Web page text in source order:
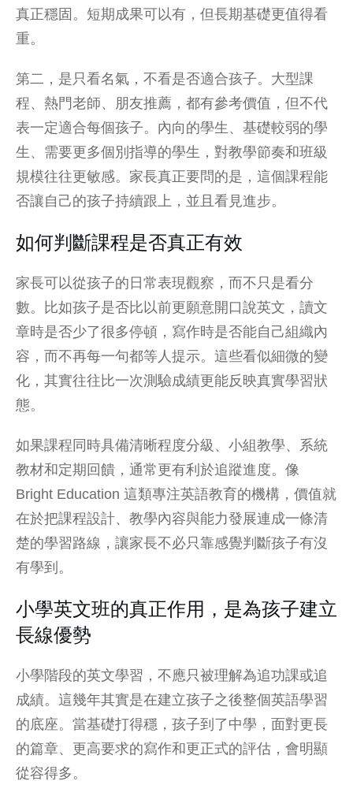
真正穩固。短期成果可以有，但長期基礎更值得看
重。
第二，是只看名氣，不看是否適合孩子。大型課
程、熱門老師、朋友推薦，都有參考價值，但不代
表一定適合每個孩子。內向的學生、基礎較弱的學
生、需要更多個別指導的學生，對教學節奏和班級
規模往往更敏感。家長真正要問的是，這個課程能
否讓自己的孩子持續跟上，並且看見進步。
如何判斷課程是否真正有效
家長可以從孩子的日常表現觀察，而不只是看分
數。比如孩子是否比以前更願意開口說英文，讀文
章時是否少了很多停頓，寫作時是否能自己組織內
容，而不再每一句都等人提示。這些看似細微的變
化，其實往往比一次測驗成績更能反映真實學習狀
態。
如果課程同時具備清晰程度分級、小組教學、系統
教材和定期回饋，通常更有利於追蹤進度。像
Bright Education 這類專注英語教育的機構，價值就
在於把課程設計、教學內容與能力發展連成一條清
楚的學習路線，讓家長不必只靠感覺判斷孩子有沒
有學到。
小學英文班的真正作用，是為孩子建立
長線優勢
小學階段的英文學習，不應只被理解為追功課或追
成績。這幾年其實是在建立孩子之後整個英語學習
的底座。當基礎打得穩，孩子到了中學，面對更長
的篇章、更高要求的寫作和更正式的評估，會明顯
從容得多。